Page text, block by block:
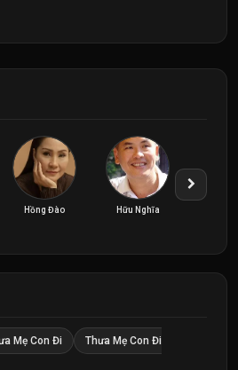
Hồng Đào Hữu Nghĩa
Mẹ Con Đi
Thưa Mẹ Con Đi